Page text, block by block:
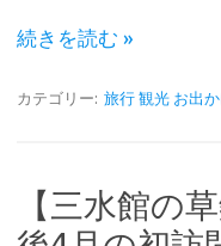
続きを読む »
カテゴリー: 旅行 観光 お出
【三水館の